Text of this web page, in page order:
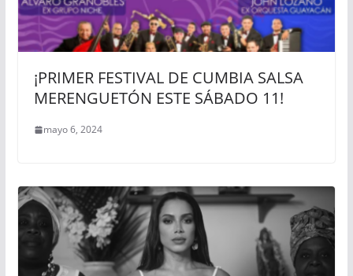
¡PRIMER FESTIVAL DE CUMBIA SALSA
MERENGUETÓN ESTE SÁBADO 11!
mayo 6, 2024